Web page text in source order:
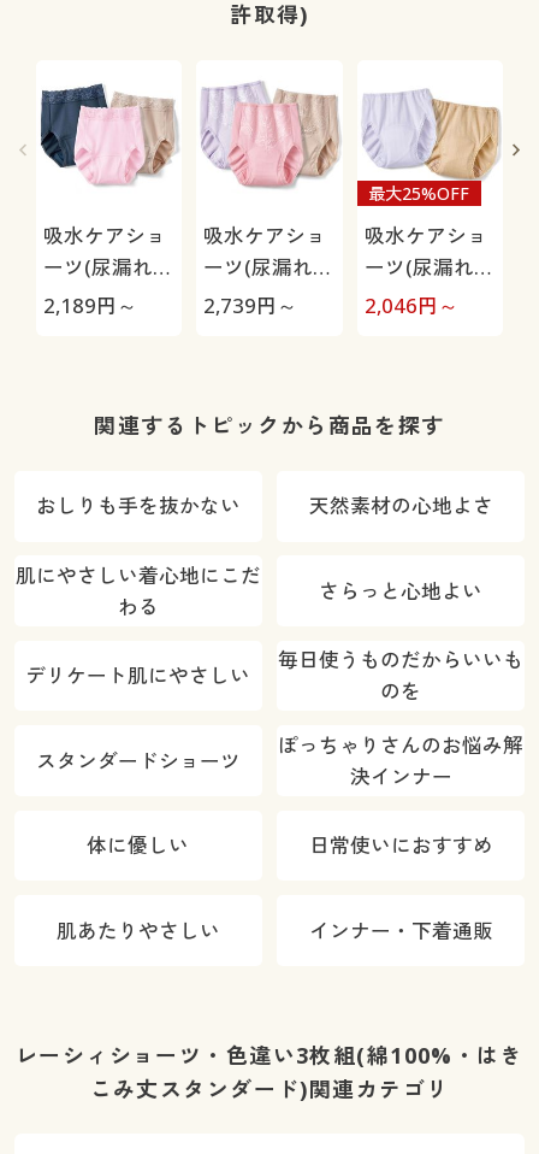
許取得)
吸水ケアショ
ーツ(尿漏れケ
アパンツ・～
2,189円～
吸水ケアショ
ーツ(尿漏れケ
アパンツ・～
2,739円～
吸水ケアショ
ーツ(尿漏れケ
アパンツ・～
最大25%OFF
2,046円～
関連するトピックから商品を探す
おしりも手を抜かない 天然素材の心地よさ
肌にやさしい着心地にこだ
わる
さらっと心地よい
デリケート肌にやさしい
毎日使うものだからいいも
のを
スタンダードショーツ
ぽっちゃりさんのお悩み解
決インナー
体に優しい 日常使いにおすすめ
肌あたりやさしい インナー・下着通販
レーシィショーツ・色違い3枚組(綿100%・はき
こみ丈スタンダード)関連カテゴリ